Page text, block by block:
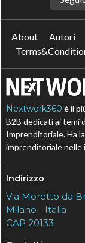
About Autori
Nextwork360 è il
B2B dedicati ai temi
Imprenditoriale. Ha
imprenditoriale nelle
Indirizzo
Via Moretto da
Milano - Italia
CAP 20133